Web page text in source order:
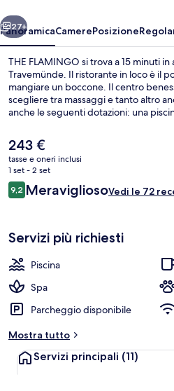
Avanti
27+
PanoramicaCamerePosizione
THE FLAMINGO si trova a 15 minuti
Travemünde. Il ristorante in loco è il
mangiare un boccone. Il centro
scegliere tra massaggi e tanto altro
anche le seguenti dotazioni: una
Il
prezzo
attuale
è
243 €
243 €
tasse e oneri inclusi
1 set - 2 set
Recensioni
9,29,2 su 10
MeravigliosoVedi le 72
Servizi più richiesti
Piscina
Spa
Parcheggio disponibile
Mostra tutto
Servizi principali (11)